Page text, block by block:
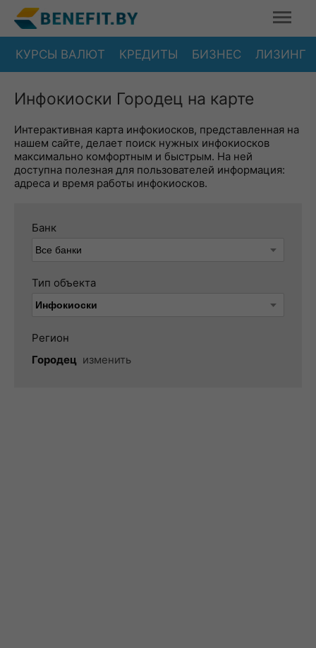
КУРСЫ ВАЛЮТ КРЕДИТЫ БИЗНЕС ЛИЗИНГ
Инфокиоски Городец на карте
Интерактивная карта инфокиосков, представленная на
нашем сайте, делает поиск нужных инфокиосков
максимально комфортным и быстрым. На ней
доступна полезная для пользователей информация:
адреса и время работы инфокиосков.
Банк
Тип объекта
Регион
Городец изменить